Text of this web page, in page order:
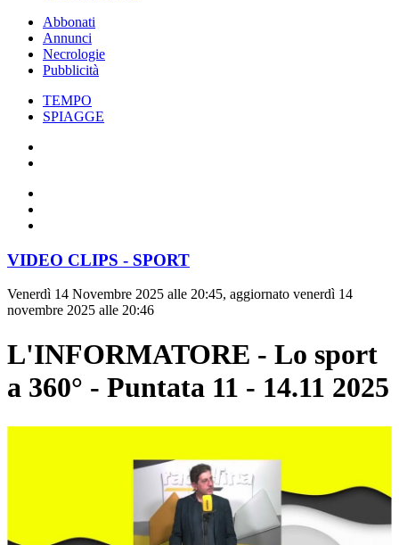
Abbonati
Annunci
Necrologie
Pubblicità
TEMPO
SPIAGGE
VIDEO CLIPS - SPORT
Venerdì 14 Novembre 2025 alle 20:45, aggiornato venerdì 14
novembre 2025 alle 20:46
L'INFORMATORE - Lo sport
a 360° - Puntata 11 - 14.11 2025